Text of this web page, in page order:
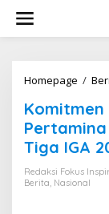
w
Homepage /
Komitmen
Tiga IGA
Redaksi Fokus
Berita, Nasional